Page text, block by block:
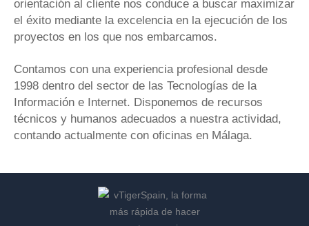
orientación al cliente nos conduce a buscar maximizar
el éxito mediante la excelencia en la ejecución de los
proyectos en los que nos embarcamos.
Contamos con una experiencia profesional desde
1998 dentro del sector de las Tecnologías de la
Información e Internet. Disponemos de recursos
técnicos y humanos adecuados a nuestra actividad,
contando actualmente con oficinas en Málaga.